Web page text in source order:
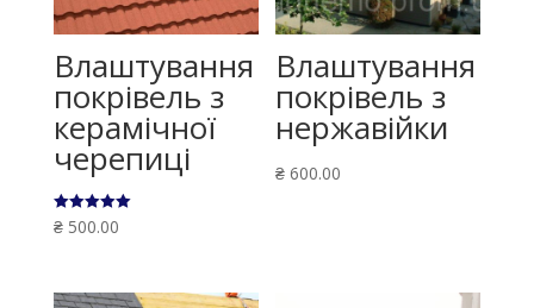
Влаштування
покрівель з
керамічної
черепиці
Оцінено в
5.00
₴500.00
Влаштування
покрівель з
нержавійки
₴ 600.00